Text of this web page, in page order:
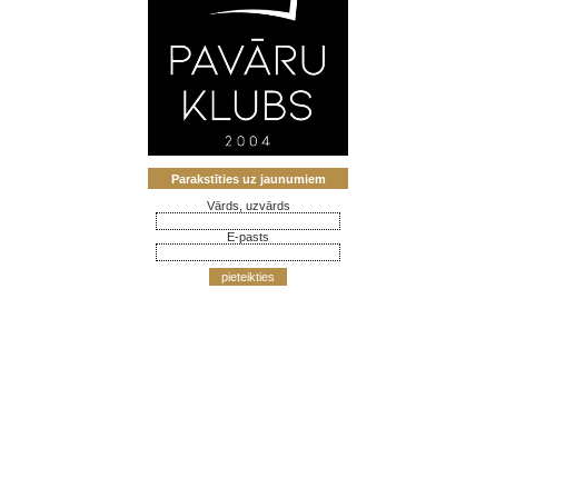
Parakstīties uz jaunumiem
Vārds, uzvārds
E-pasts
pieteikties